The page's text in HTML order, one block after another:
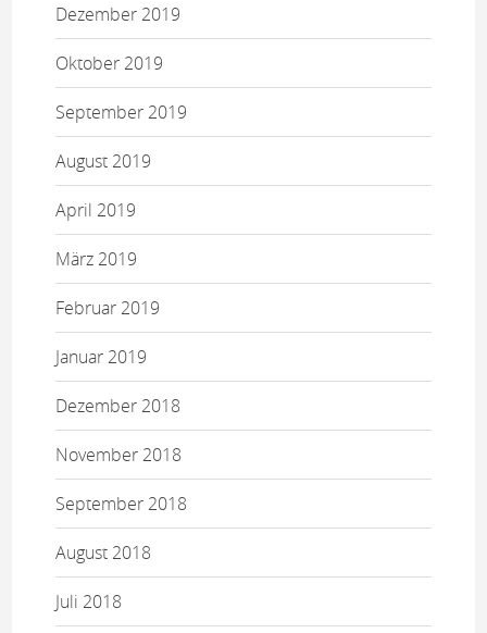
Dezember 2019
Oktober 2019
September 2019
August 2019
April 2019
März 2019
Februar 2019
Januar 2019
Dezember 2018
November 2018
September 2018
August 2018
Juli 2018